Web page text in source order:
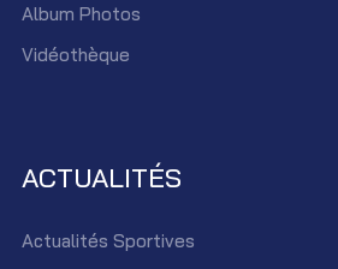
Album Photos
Vidéothèque
ACTUALITÉS
Actualités Sportives